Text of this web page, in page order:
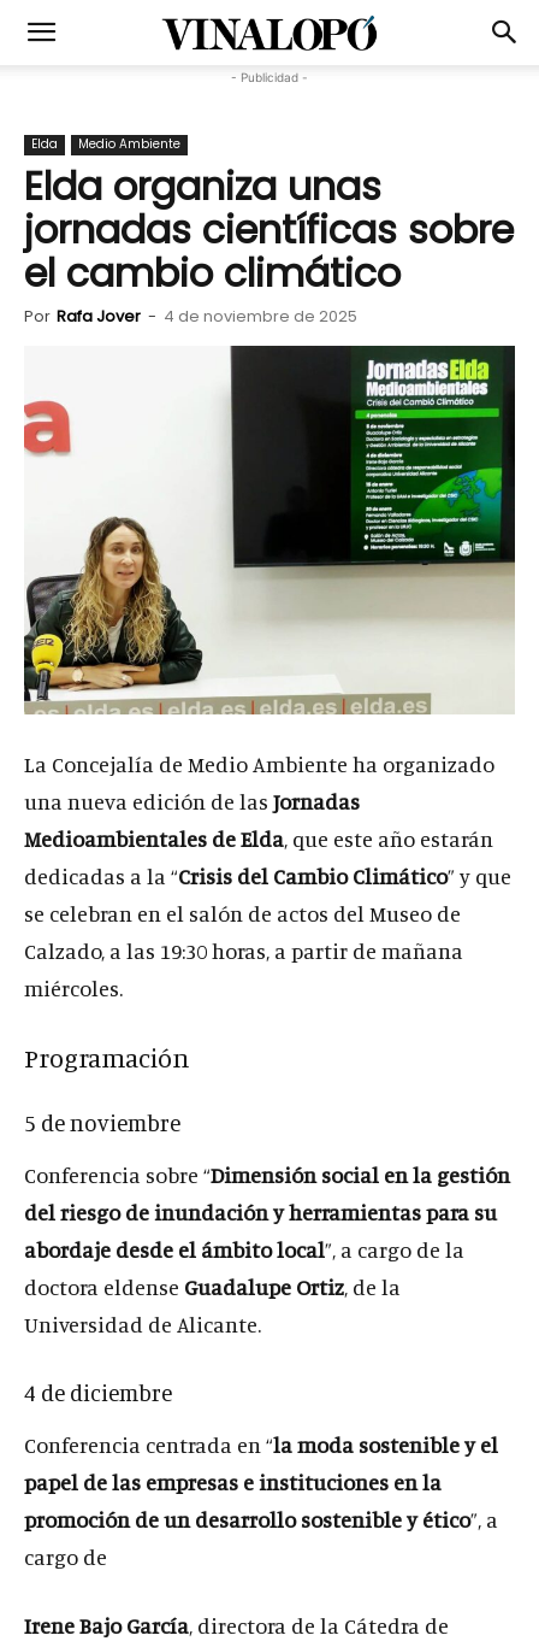
- Publicidad -
Elda Medio Ambiente
Elda organiza unas
jornadas científicas sobre
el cambio climático
Por Rafa Jover - 4 de noviembre de 2025
La Concejalía de Medio Ambiente ha organizado
una nueva edición de las Jornadas
Medioambientales de Elda, que este año estarán
dedicadas a la “Crisis del Cambio Climático” y que
se celebran en el salón de actos del Museo de
Calzado, a las 19:30 horas, a partir de mañana
miércoles.
Programación
5 de noviembre
Conferencia sobre “Dimensión social en la gestión
del riesgo de inundación y herramientas para su
abordaje desde el ámbito local”, a cargo de la
doctora eldense Guadalupe Ortiz, de la
Universidad de Alicante.
4 de diciembre
Conferencia centrada en “la moda sostenible y el
papel de las empresas e instituciones en la
promoción de un desarrollo sostenible y ético”, a
cargo de
Irene Bajo García, directora de la Cátedra de